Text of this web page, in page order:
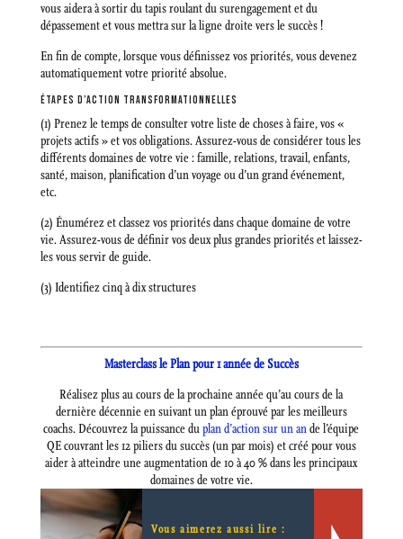
vous aidera à sortir du tapis roulant du surengagement et du
dépassement et vous mettra sur la ligne droite vers le succès !
En fin de compte, lorsque vous définissez vos priorités, vous devenez
automatiquement votre priorité absolue.
ÉTAPES D’ACTION TRANSFORMATIONNELLES
(1) Prenez le temps de consulter votre liste de choses à faire, vos «
projets actifs » et vos obligations. Assurez-vous de considérer tous les
différents domaines de votre vie : famille, relations, travail, enfants,
santé, maison, planification d’un voyage ou d’un grand événement,
etc.
(2) Énumérez et classez vos priorités dans chaque domaine de votre
vie. Assurez-vous de définir vos deux plus grandes priorités et laissez-
les vous servir de guide.
(3) Identifiez cinq à dix structures
Masterclass le Plan pour 1 année de Succès
Réalisez plus au cours de la prochaine année qu’au cours de la
dernière décennie en suivant un plan éprouvé par les meilleurs
coachs. Découvrez la puissance duplan d’action sur un ande l’équipe
QE couvrant les 12 piliers du succès (un par mois) et créé pour vous
aider à atteindre une augmentation de 10 à 40 % dans les principaux
domaines de votre vie.
Vous aimerez aussi lire :